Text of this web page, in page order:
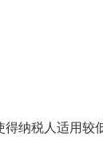
纳税人适用较